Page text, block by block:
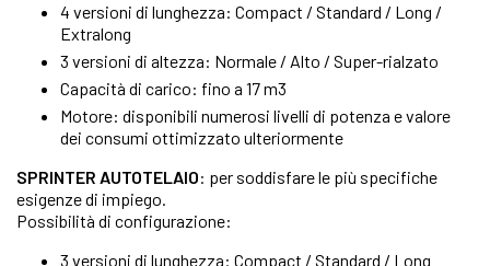
4 versioni di lunghezza: Compact / Standard / Long /
Extralong
3 versioni di altezza: Normale / Alto / Super-rialzato
Capacità di carico: fino a 17 m3
Motore: disponibili numerosi livelli di potenza e valore
dei consumi ottimizzato ulteriormente
SPRINTER AUTOTELAIO: per soddisfare le più specifiche
esigenze di impiego.
Possibilità di configurazione:
3 versioni di lunghezza: Compact / Standard / Long